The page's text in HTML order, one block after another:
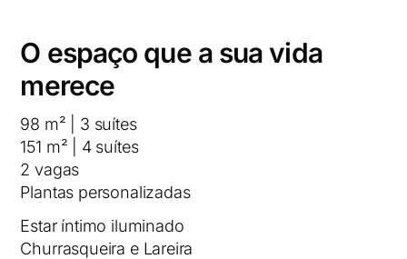
O espaço que a sua vida
merece
98 m² | 3 suítes
151 m² | 4 suítes
2 vagas
Plantas personalizadas
Estar íntimo iluminado
Churrasqueira e Lareira